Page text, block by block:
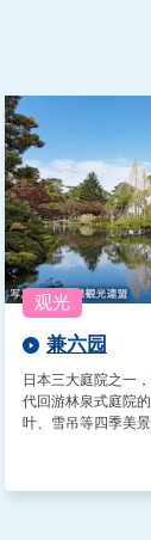
兼六园
日本三大庭院之一
代回游林泉式庭院
叶、雪吊等四季美景